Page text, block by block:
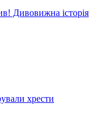
Дивовижна історія
хрести